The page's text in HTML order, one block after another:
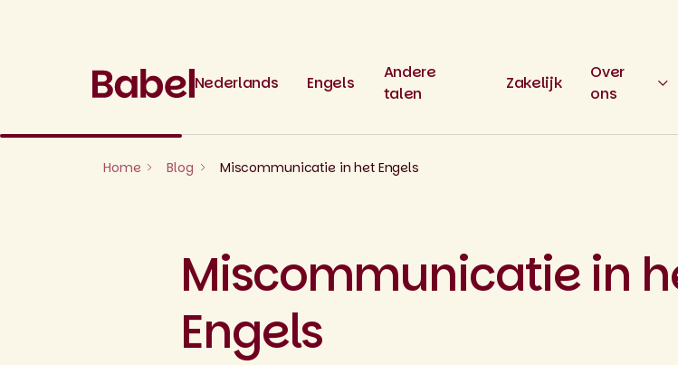
Nederlands Engels
Andere
talen
Zakelijk
Over
ons
Home Blog Miscommunicatie in het Engels
Miscommunicatie in
Engels